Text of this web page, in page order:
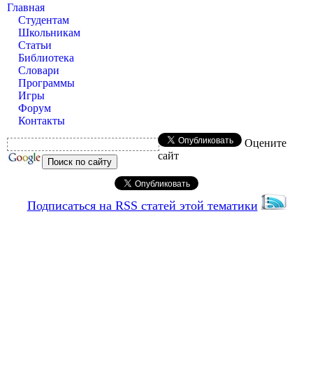
Главная
Студентам
Школьникам
Статьи
Библиотека
Словари
Программы
Игры
Форум
Контакты
Оцените
сайт
Подписаться на RSS статей этой тематики